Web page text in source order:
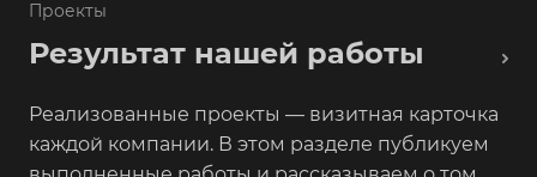
Проекты
Результат нашей работы
Реализованные проекты — визитная карточка
каждой компании. В этом разделе публикуем